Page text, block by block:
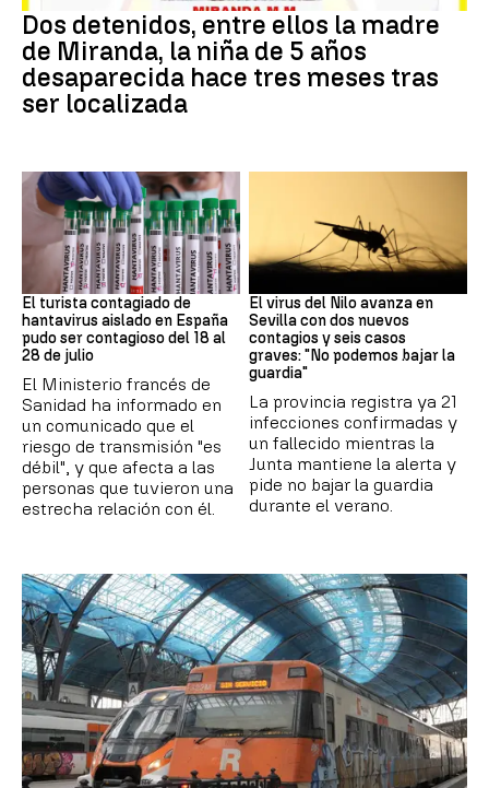
Dos detenidos, entre ellos la madre
de Miranda, la niña de 5 años
desaparecida hace tres meses tras
ser localizada
Hantavirus
El turista contagiado de
hantavirus aislado en España
pudo ser contagioso del 18 al
28 de julio
El Ministerio francés de
Sanidad ha informado en
un comunicado que el
riesgo de transmisión "es
débil", y que afecta a las
personas que tuvieron una
estrecha relación con él.
El virus del Nilo avanza en
Sevilla con dos nuevos
contagios y seis casos
graves: "No podemos bajar la
guardia"
La provincia registra ya 21
infecciones confirmadas y
un fallecido mientras la
Junta mantiene la alerta y
pide no bajar la guardia
durante el verano.